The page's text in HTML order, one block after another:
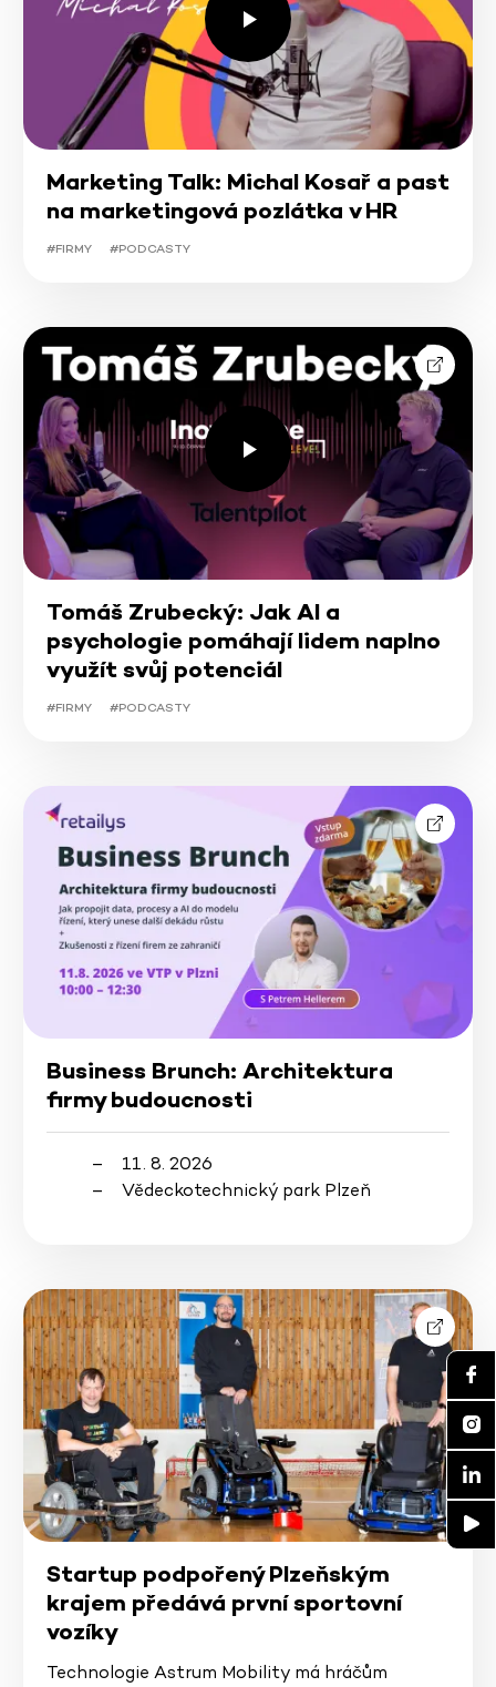
Marketing Talk: Michal Kosař a past
na marketingová pozlátka v HR
#FIRMY #PODCASTY
Tomáš Zrubecký: Jak AI a
psychologie pomáhají lidem naplno
využít svůj potenciál
#FIRMY #PODCASTY
Business Brunch: Architektura
firmy budoucnosti
11. 8. 2026
Vědeckotechnický park Plzeň
Startup podpořený Plzeňským
krajem předává první sportovní
vozíky
Technologie Astrum Mobility má hráčům